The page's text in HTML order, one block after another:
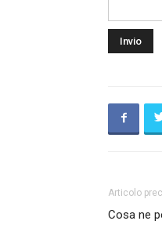
Articolo
Cosa ne